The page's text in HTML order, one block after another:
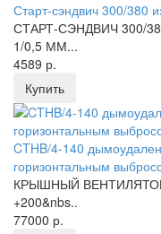
Старт-сэндвич 300/380
СТАРТ-СЭНДВИЧ 300/
1/0,5 ММ...
4589 р.
Купить
CTHB/4-140
горизонтальным
КРЫШНЫЙ
+200&nbs..
77000 р.